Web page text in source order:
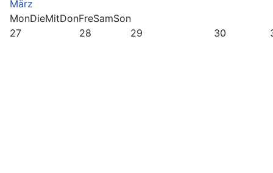
März
MonDieMitDonFreSamSon
27
28 29 30